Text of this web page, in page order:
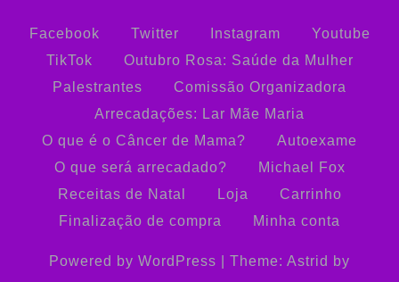
Facebook Twitter Instagram
Youtube
TikTok
Outubro Rosa: Saúde da Mulher
Palestrantes
Comissão Organizadora
Arrecadações: Lar Mãe Maria
O que é o Câncer de Mama?
Autoexame
O que será arrecadado?
Michael Fox
Receitas de Natal
Loja
Carrinho
Finalização de compra
Minha conta
Powered by WordPress Theme: Astrid by